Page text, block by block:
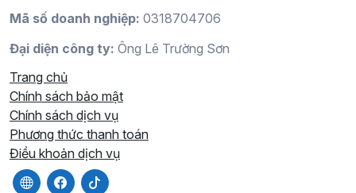
Mã số doanh nghiệp: 0318704706
Đại diện công ty: Ông Lê Trường Sơn
Trang chủ
Chính sách bảo mật
Chính sách dịch vụ
Phương thức thanh toán
Điều khoản dịch vụ